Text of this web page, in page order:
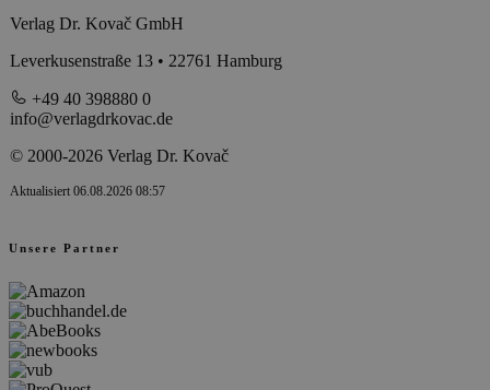
Verlag Dr. Kovač GmbH
Leverkusenstraße 13 • 22761 Hamburg
+49 40 398880 0
info@verlagdrkovac.de
© 2000-2026 Verlag Dr. Kovač
Aktualisiert 06.08.2026 08:57
Unsere Partner